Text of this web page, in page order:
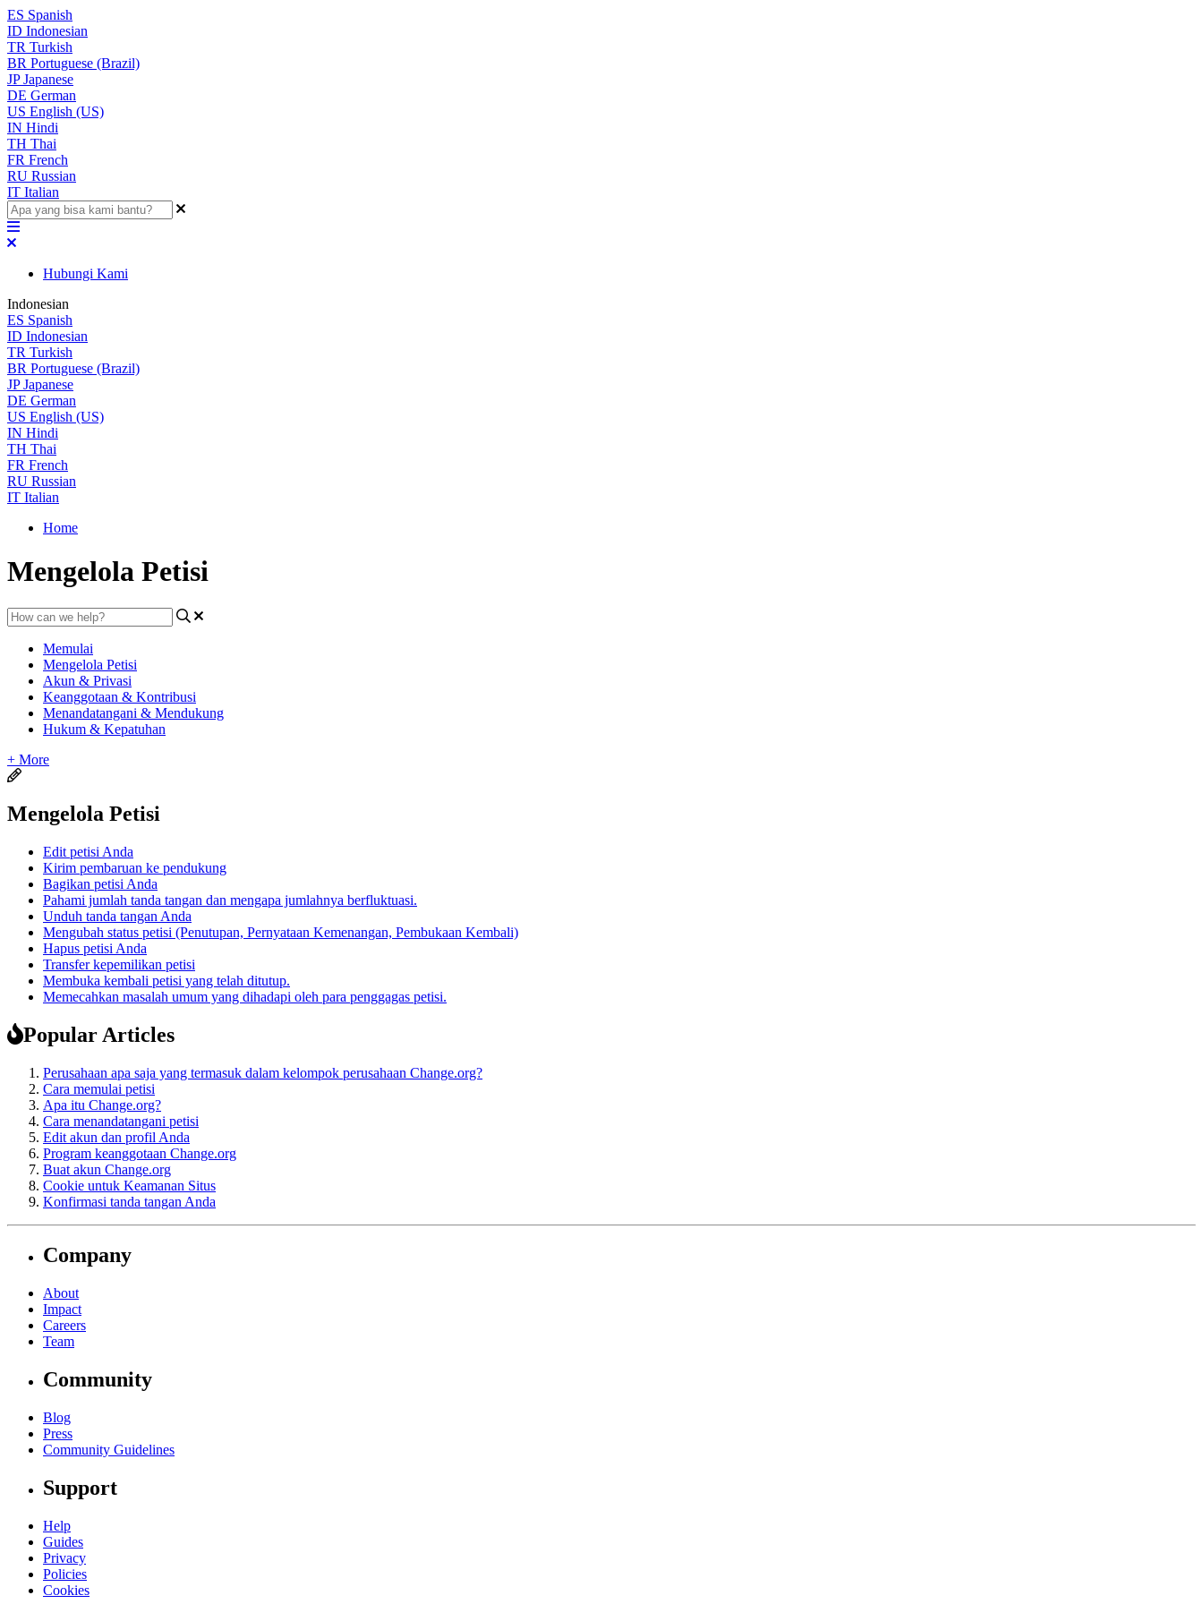
ES Spanish
ID Indonesian
TR Turkish
BR Portuguese (Brazil)
JP Japanese
DE German
US English (US)
IN Hindi
TH Thai
FR French
RU Russian
IT Italian
Hubungi Kami
Indonesian
ES Spanish
ID Indonesian
TR Turkish
BR Portuguese (Brazil)
JP Japanese
DE German
US English (US)
IN Hindi
TH Thai
FR French
RU Russian
IT Italian
Home
Mengelola Petisi
Memulai
Mengelola Petisi
Akun & Privasi
Keanggotaan & Kontribusi
Menandatangani & Mendukung
Hukum & Kepatuhan
+ More
Mengelola Petisi
Edit petisi Anda
Kirim pembaruan ke pendukung
Bagikan petisi Anda
Pahami jumlah tanda tangan dan mengapa jumlahnya berfluktuasi.
Unduh tanda tangan Anda
Mengubah status petisi (Penutupan, Pernyataan Kemenangan, Pembukaan Kembali)
Hapus petisi Anda
Transfer kepemilikan petisi
Membuka kembali petisi yang telah ditutup.
Memecahkan masalah umum yang dihadapi oleh para penggagas petisi.
Popular Articles
Perusahaan apa saja yang termasuk dalam kelompok perusahaan Change.org?
Cara memulai petisi
Apa itu Change.org?
Cara menandatangani petisi
Edit akun dan profil Anda
Program keanggotaan Change.org
Buat akun Change.org
Cookie untuk Keamanan Situs
Konfirmasi tanda tangan Anda
Company
About
Impact
Careers
Team
Community
Blog
Press
Community Guidelines
Support
Help
Guides
Privacy
Policies
Cookies